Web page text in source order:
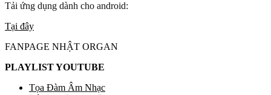
Tải ứng dụng dành cho android:
Tại đây
FANPAGE NHẬT ORGAN
PLAYLIST YOUTUBE
Tọa Đàm Âm Nhạc